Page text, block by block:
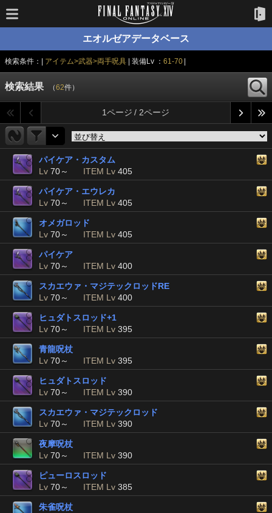
エオルゼアデータベース
検索条件：| アイテム>武器>両手呪具 | 装備Lv ： 61-70|
検索結果 （62件）
1ページ / 2ページ
パイケア・カスタム
Lv 70～ ITEM Lv 405
パイケア・エウレカ
Lv 70～ ITEM Lv 405
オメガロッド
Lv 70～ ITEM Lv 405
パイケア
Lv 70～ ITEM Lv 400
スカエウァ・マジテックロッドRE
Lv 70～ ITEM Lv 400
ヒュダトスロッド+1
Lv 70～ ITEM Lv 395
青龍呪杖
Lv 70～ ITEM Lv 395
ヒュダトスロッド
Lv 70～ ITEM Lv 390
スカエウァ・マジテックロッド
Lv 70～ ITEM Lv 390
夜摩呪杖
Lv 70～ ITEM Lv 390
ピューロスロッド
Lv 70～ ITEM Lv 385
朱雀呪杖